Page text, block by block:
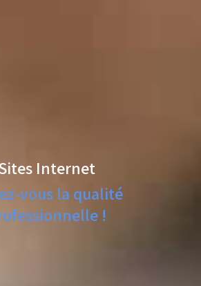
Internet
vous la qualité
!